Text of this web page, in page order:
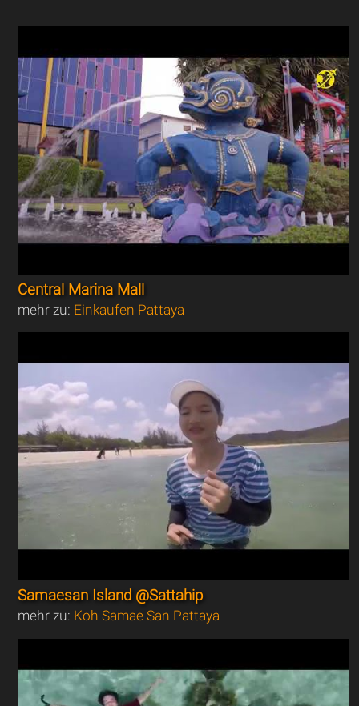
Central Marina Mall
mehr zu: Einkaufen Pattaya
Samaesan Island @Sattahip
mehr zu: Koh Samae San Pattaya